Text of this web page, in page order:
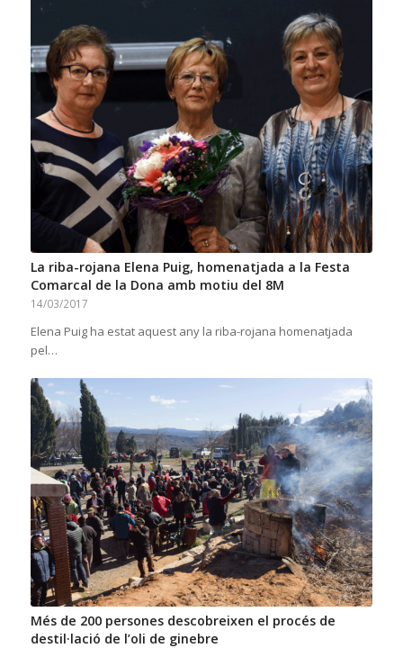
La riba-rojana Elena Puig, homenatjada a la Festa
Comarcal de la Dona amb motiu del 8M
14/03/2017
Elena Puig ha estat aquest any la riba-rojana homenatjada
pel…
Més de 200 persones descobreixen el procés de
destil·lació de l’oli de ginebre